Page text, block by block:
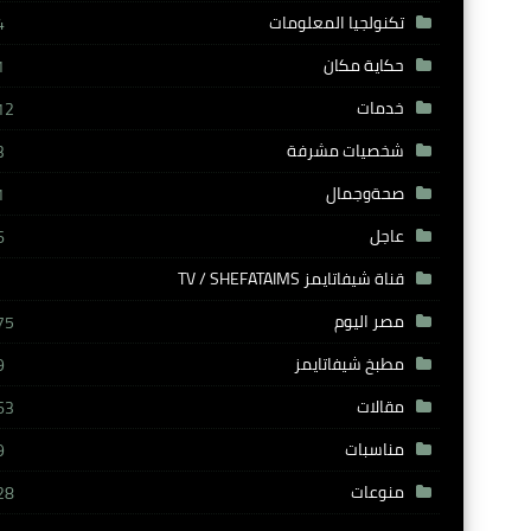
تكنولجيا المعلومات
حكاية مكان
خدمات
شخصيات مشرفة
صحةوجمال
عاجل
قناة شيفاتايمز TV / SHEFATAIMS
مصر اليوم
مطبخ شيفاتايمز
مقالات
مناسبات
منوعات